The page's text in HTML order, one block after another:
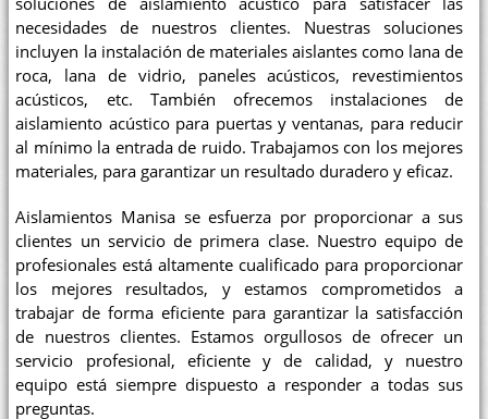
soluciones de aislamiento acústico para satisfacer las
necesidades de nuestros clientes. Nuestras soluciones
incluyen la instalación de materiales aislantes como lana de
roca, lana de vidrio, paneles acústicos, revestimientos
acústicos, etc. También ofrecemos instalaciones de
aislamiento acústico para puertas y ventanas, para reducir
al mínimo la entrada de ruido. Trabajamos con los mejores
materiales, para garantizar un resultado duradero y eficaz.
Aislamientos Manisa se esfuerza por proporcionar a sus
clientes un servicio de primera clase. Nuestro equipo de
profesionales está altamente cualificado para proporcionar
los mejores resultados, y estamos comprometidos a
trabajar de forma eficiente para garantizar la satisfacción
de nuestros clientes. Estamos orgullosos de ofrecer un
servicio profesional, eficiente y de calidad, y nuestro
equipo está siempre dispuesto a responder a todas sus
preguntas.